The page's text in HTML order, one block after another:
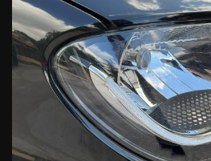
Ufficio Ricambi Originali smart:
Postmaster@cecarsrl.com
SMART CECAR Srl
Rete Ufficiale Smart Service
Vendita-Assistenza Ricambi